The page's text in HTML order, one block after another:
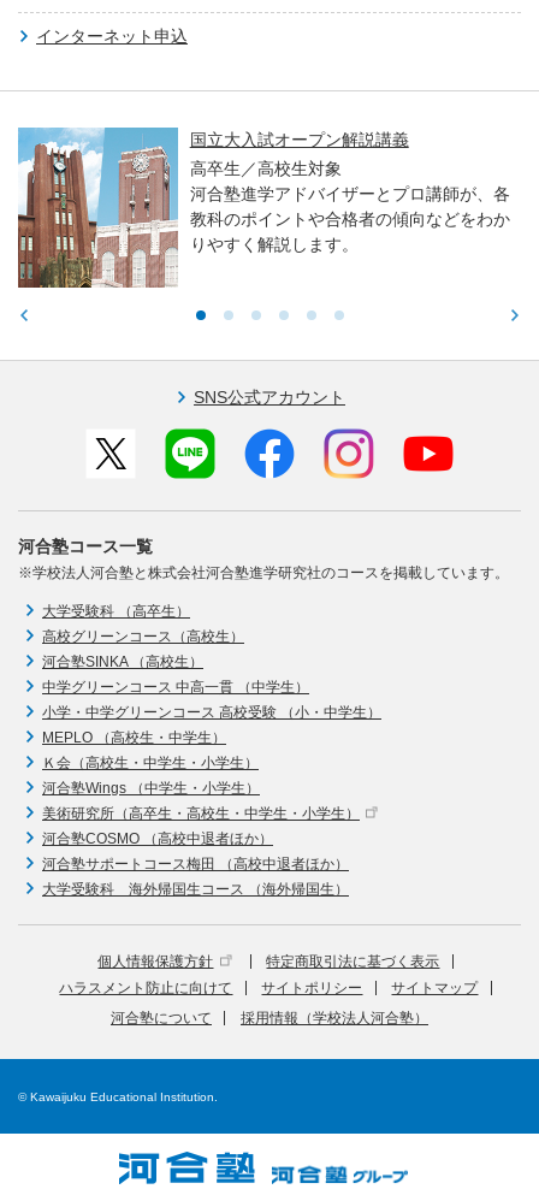
インターネット申込
国立大入試オープン解説講義
高卒生／高校生対象
河合塾進学アドバイザーとプロ講師が、各
教科のポイントや合格者の傾向などをわか
りやすく解説します。
SNS公式アカウント
河合塾コース一覧
※学校法人河合塾と株式会社河合塾進学研究社のコースを掲載しています。
大学受験科 （高卒生）
高校グリーンコース（高校生）
河合塾SINKA （高校生）
中学グリーンコース 中高一貫 （中学生）
小学・中学グリーンコース 高校受験 （小・中学生）
MEPLO （高校生・中学生）
Ｋ会（高校生・中学生・小学生）
河合塾Wings （中学生・小学生）
美術研究所（高卒生・高校生・中学生・小学生）
河合塾COSMO （高校中退者ほか）
河合塾サポートコース梅田 （高校中退者ほか）
大学受験科 海外帰国生コース （海外帰国生）
個人情報保護方針
特定商取引法に基づく表示
ハラスメント防止に向けて
サイトポリシー
サイトマップ
河合塾について
採用情報（学校法人河合塾）
© Kawaijuku Educational Institution.